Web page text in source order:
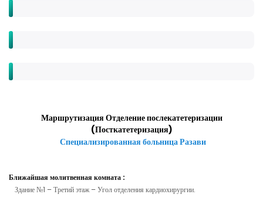
Маршрутизация Отделение послекатетеризации
(Посткатетеризация)
Специализированная больница Разави
Ближайшая молитвенная комната :
Здание №1 – Третий этаж – Угол отделения кардиохирургии.